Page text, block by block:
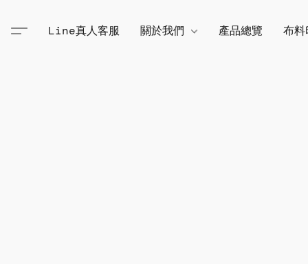
Line真人客服 關於我們 產品總覽 布